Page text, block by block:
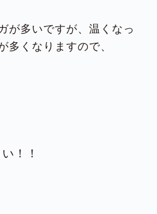
が多いですが、温くなっ
多くなりますので、
！！